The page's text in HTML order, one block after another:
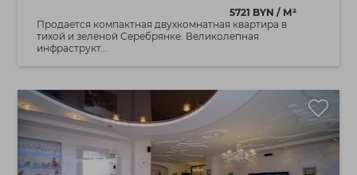
5721 BYN / М²
Продается компактная двухкомнатная квартира в
тихой и зеленой Серебрянке. Великолепная
инфраструкт...